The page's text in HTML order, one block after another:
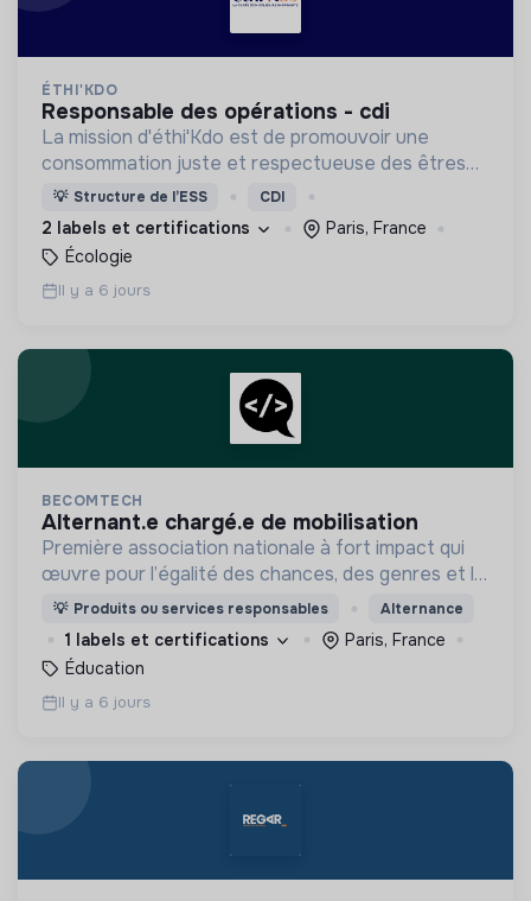
ÉTHI'KDO
responsable des opérations - cdi
La mission d'éthi'Kdo est de promouvoir une
consommation juste et respectueuse des êtres
vivants et de la planète
💡 Structure de l’ESS CDI
2 labels et certifications
Paris, France
Écologie
Il y a 6 jours
BECOMTECH
alternant.e chargé.e de mobilisation
Première association nationale à fort impact qui
œuvre pour l’égalité des chances, des genres et la
mixité du numérique en initiant les filles et les
femmes de 14 à 25 ans aux métiers du digital.
💡 Produits ou services responsables Alternance
1 labels et certifications
Paris, France
Éducation
Il y a 6 jours